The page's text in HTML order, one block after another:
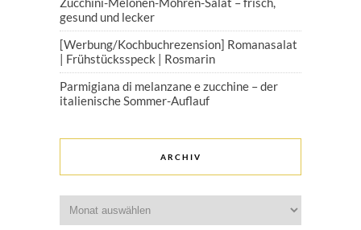
gesund und lecker
[Werbung/Kochbuchrezension] Romanasalat
| Frühstücksspeck | Rosmarin
Parmigiana di melanzane e zucchine – der
italienische Sommer-Auflauf
ARCHIV